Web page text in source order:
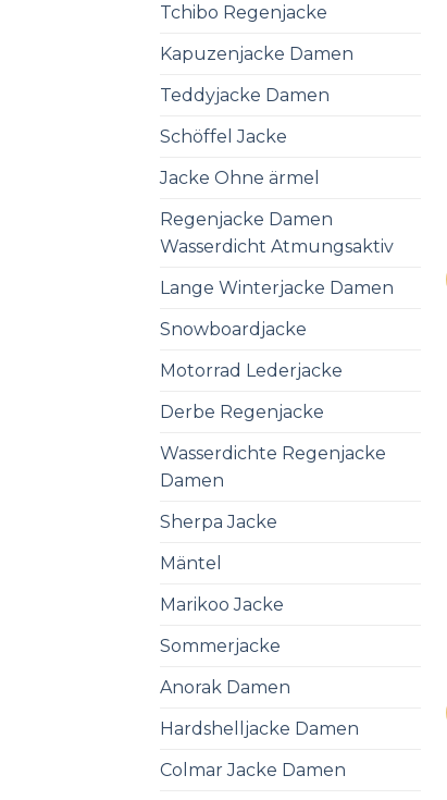
Tchibo Regenjacke
Kapuzenjacke Damen
Teddyjacke Damen
Schöffel Jacke
Jacke Ohne ärmel
Regenjacke Damen
Wasserdicht Atmungsaktiv
Lange Winterjacke Damen
Snowboardjacke
Motorrad Lederjacke
Derbe Regenjacke
Wasserdichte Regenjacke
Damen
Sherpa Jacke
Mäntel
Marikoo Jacke
Sommerjacke
Anorak Damen
Hardshelljacke Damen
Colmar Jacke Damen